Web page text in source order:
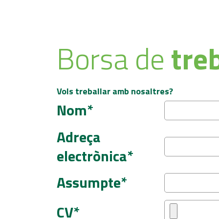
Borsa de
Vols treballar amb nosaltres?
Nom*
Adreça
electrònica*
Assumpte*
CV*